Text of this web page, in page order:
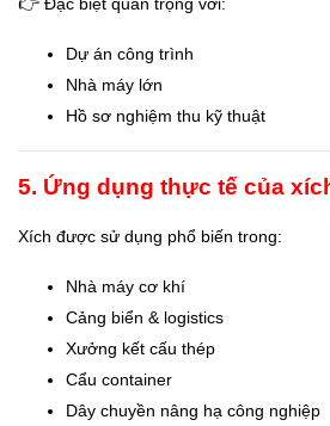
👉 Đặc biệt quan trọng với:
Dự án công trình
Nhà máy lớn
Hồ sơ nghiệm thu kỹ thuật
5. Ứng dụng thực tế của
Xích được sử dụng phổ biến trong:
Nhà máy cơ khí
Cảng biển & logistics
Xưởng kết cấu thép
Cẩu container
Dây chuyền nâng hạ công nghiệp